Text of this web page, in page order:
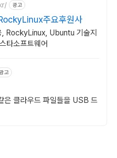
광고
주요후원사
Ubuntu 기술지
타소프트웨어
고
은 클라우드 파일들을 USB 드